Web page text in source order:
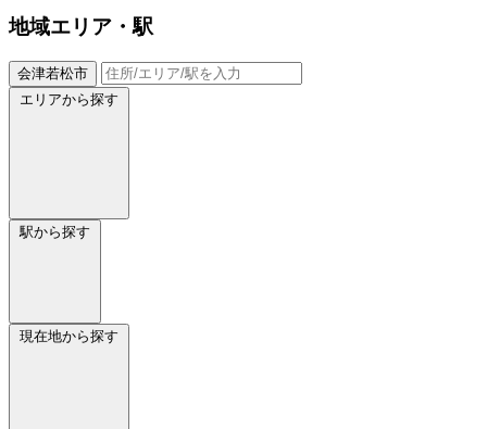
地域エリア・駅
会津若松市
エリアから探す
駅から探す
現在地から探す